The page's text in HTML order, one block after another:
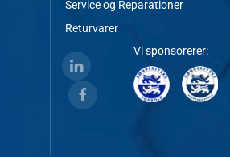
Service og Reparationer
Returvarer
Vi sponsorerer: